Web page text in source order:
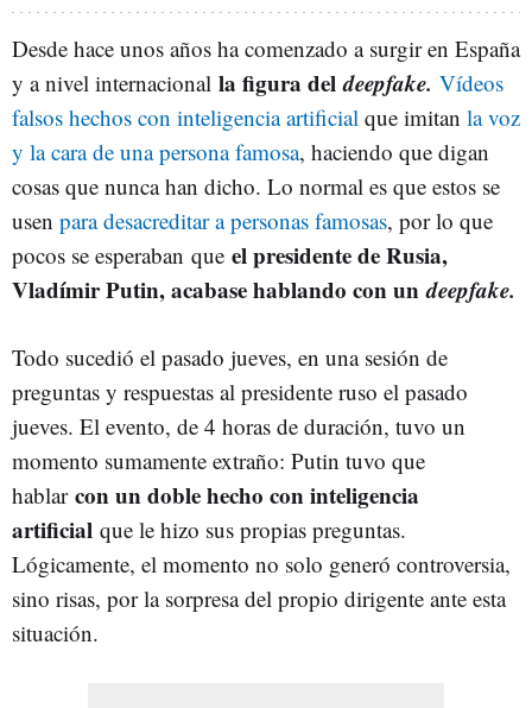
Desde hace unos años ha comenzado a surgir en España
y a nivel internacional la figura deldeepfake. Vídeos
falsos hechos con inteligencia artificial que imitan la voz
y la cara de una persona famosa, haciendo que digan
cosas que nunca han dicho. Lo normal es que estos se
usen para desacreditar a personas famosas, por lo que
pocos se esperaban que el presidente de Rusia,
Vladímir Putin, acabase hablando con undeepfake.
Todo sucedió el pasado jueves, en una sesión de
preguntas y respuestas al presidente ruso el pasado
jueves. El evento, de 4 horas de duración, tuvo un
momento sumamente extraño: Putin tuvo que
hablar con un doble hecho con inteligencia
artificial que le hizo sus propias preguntas.
Lógicamente, el momento no solo generó controversia,
sino risas, por la sorpresa del propio dirigente ante esta
situación.